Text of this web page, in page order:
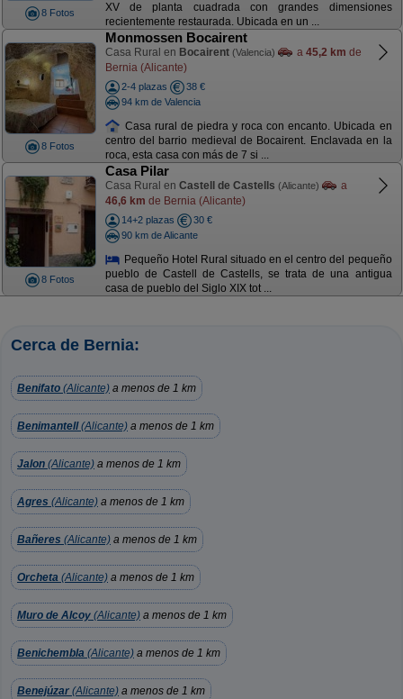
8 Fotos
XV de planta cuadrada con grandes dimensiones
recientemente restaurada. Ubicada en un ...
8 Fotos
Monmossen Bocairent
Casa Rural en Bocairent (Valencia) a 45,2 km de
Bernia (Alicante)
2-4 plazas
38 €
94 km de Valencia
Casa rural de piedra y roca con encanto. Ubicada en
centro del barrio medieval de Bocairent. Enclavada en la
roca, esta casa con más de 7 si ...
8 Fotos
Casa Pilar
Casa Rural en Castell de Castells (Alicante)
a
46,6 km de Bernia (Alicante)
14+2 plazas
30 €
90 km de Alicante
Pequeño Hotel Rural situado en el centro del pequeño
pueblo de Castell de Castells, se trata de una antigua
casa de pueblo del Siglo XIX tot ...
Cerca de Bernia:
Benifato (Alicante) a menos de 1 km
Benimantell(Alicante) a menos de 1 km
Jalon (Alicante) a menos de 1 km
Agres (Alicante) a menos de 1 km
Bañeres (Alicante) a menos de 1 km
Orcheta (Alicante) a menos de 1 km
Muro de Alcoy (Alicante) a menos de 1 km
Benichembla (Alicante) a menos de 1 km
Benejúzar (Alicante) a menos de 1 km